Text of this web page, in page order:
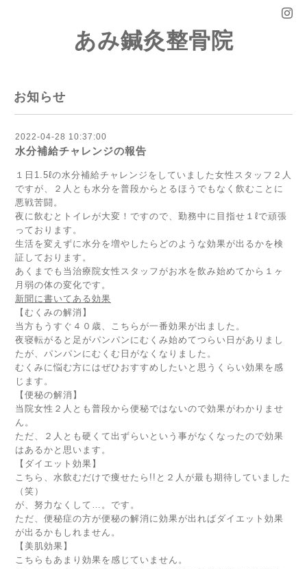
あみ鍼灸整骨院
お知らせ
2022-04-28 10:37:00
水分補給チャレンジの報告
１日1.5ℓの水分補給チャレンジをしていました女性スタッフ２人
ですが、２人とも水分を普段からとるほうでもなく飲むことに
悪戦苦闘。
夜に飲むとトイレが大変！ですので、勤務中に目指せ１ℓで頑張
っております。
生活を変えずに水分を増やしたらどのような効果が出るかを検
証しております。
あくまでも当治療院女性スタッフがお水を飲み始めてから１ヶ
月弱の体の変化です。
新聞に書いてある効果
【むくみの解消】
当方もうすぐ４０歳、こちらが一番効果が出ました。
夜寝転がると足がパンパンにむくみ始めてつらい日がありまし
たが、パンパンにむくむ日がなくなりました。
むくみに悩む方にはぜひおすすめしたいと思うくらい効果を感
じます。
【便秘の解消】
当院女性２人とも普段から便秘ではないので効果がわかりませ
ん。
ただ、２人とも硬くて出ずらいという事がなくなったので効果
はあるかと思います。
【ダイエット効果】
こちら、水飲むだけで痩せたら!!と２人が最も期待していました
（笑）
が、努力なくして…。です。
ただ、便秘症の方が便秘の解消に効果が出ればダイエット効果
が出るかもしれません。
【美肌効果】
こちらもあまり効果を感じていません。